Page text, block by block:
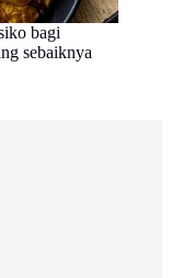
bagi
sebaiknya